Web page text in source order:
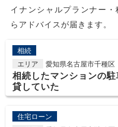
イナンシャルプランナー
らアドバイスが届きます。
相続
エリア
愛知県名古屋市千種区
相続したマンションの
貸していた
住宅ローン